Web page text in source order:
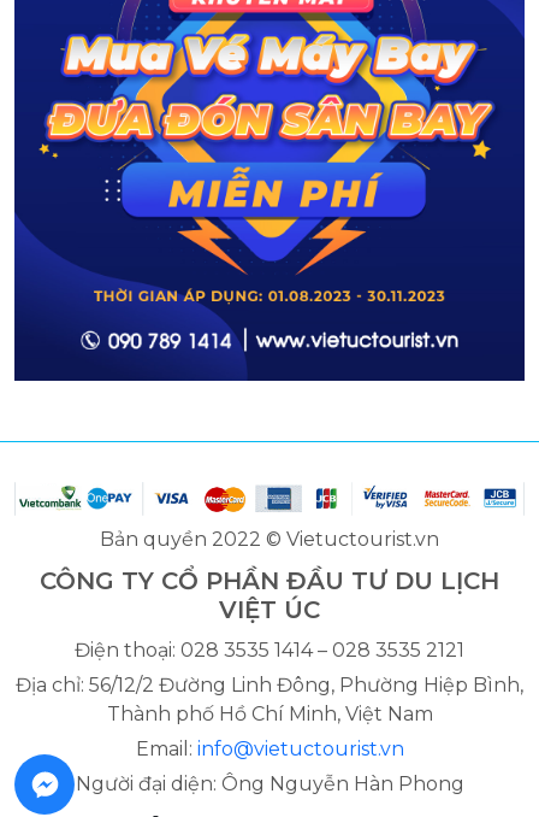
Bản quyền 2022 © Vietuctourist.vn
CÔNG TY CỔ PHẦN ĐẦU TƯ DU LỊCH
VIỆT ÚC
Điện thoại: 028 3535 1414 – 028 3535 2121
Địa chỉ: 56/12/2 Đường Linh Đông, Phường Hiệp Bình,
Thành phố Hồ Chí Minh, Việt Nam
Email: info@vietuctourist.vn
Người đại diện: Ông Nguyễn Hàn Phong